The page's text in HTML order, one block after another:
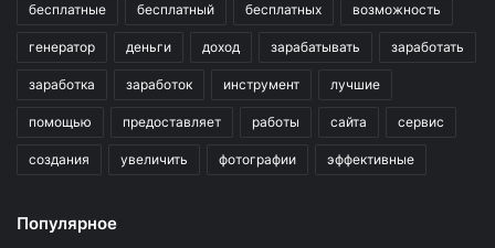
бесплатные бесплатный бесплатных возможность
генератор деньги доход зарабатывать заработать
заработка заработок инструмент лучшие
помощью предоставляет работы сайта сервис
создания увеличить фотографии эффективные
Популярное